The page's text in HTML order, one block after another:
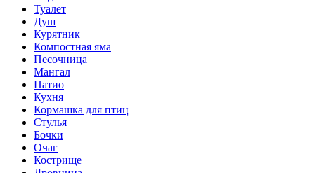
Туалет
Душ
Курятник
Компостная яма
Песочница
Мангал
Патио
Кухня
Кормашка для птиц
Стулья
Бочки
Очаг
Кострище